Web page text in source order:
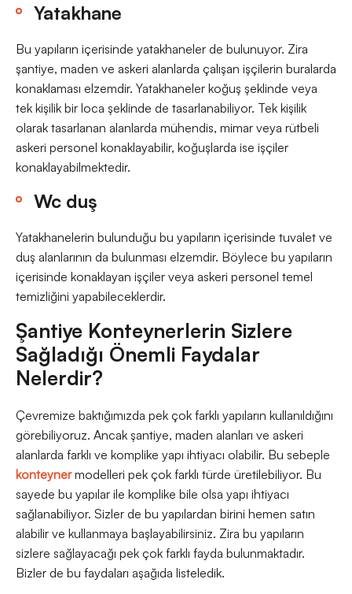
Yatakhane
Bu yapıların içerisinde yatakhaneler de bulunuyor. Zira
şantiye, maden ve askeri alanlarda çalışan işçilerin buralarda
konaklaması elzemdir. Yatakhaneler koğuş şeklinde veya
tek kişilik bir loca şeklinde de tasarlanabiliyor. Tek kişilik
olarak tasarlanan alanlarda mühendis, mimar veya rütbeli
askeri personel konaklayabilir, koğuşlarda ise işçiler
konaklayabilmektedir.
Wc duş
Yatakhanelerin bulunduğu bu yapıların içerisinde tuvalet ve
duş alanlarının da bulunması elzemdir. Böylece bu yapıların
içerisinde konaklayan işçiler veya askeri personel temel
temizliğini yapabileceklerdir.
Şantiye Konteynerlerin Sizlere
Sağladığı Önemli Faydalar
Nelerdir?
Çevremize baktığımızda pek çok farklı yapıların kullanıldığını
görebiliyoruz. Ancak şantiye, maden alanları ve askeri
alanlarda farklı ve komplike yapı ihtiyacı olabilir. Bu sebeple
konteynermodelleri pek çok farklı türde üretilebiliyor. Bu
sayede bu yapılar ile komplike bile olsa yapı ihtiyacı
sağlanabiliyor. Sizler de bu yapılardan birini hemen satın
alabilir ve kullanmaya başlayabilirsiniz. Zira bu yapıların
sizlere sağlayacağı pek çok farklı fayda bulunmaktadır.
Bizler de bu faydaları aşağıda listeledik.